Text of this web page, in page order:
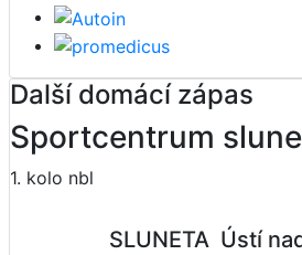
Další domácí zápas
Sportcentrum
1. kolo nbl
SLUNETA  Ústí